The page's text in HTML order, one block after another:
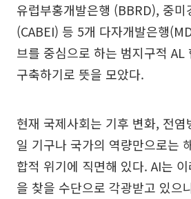
유럽부홍개발은행 (BBRD), 중미
(CABEI) 등 5개 다자개발은행
브를 중심으로 하는 범지구적 AL
구축하기로 뜻을 모았다.
현재 국제사회는 기후 변화, 전
일 기구나 국가의 역량만으로는
합적 위기에 직면해 있다. AI는
을 찾을 수단으로 각광받고 있으